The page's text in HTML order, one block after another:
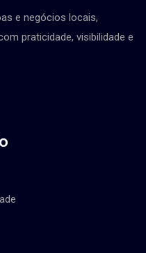
e negócios locais,
praticidade, visibilidade e